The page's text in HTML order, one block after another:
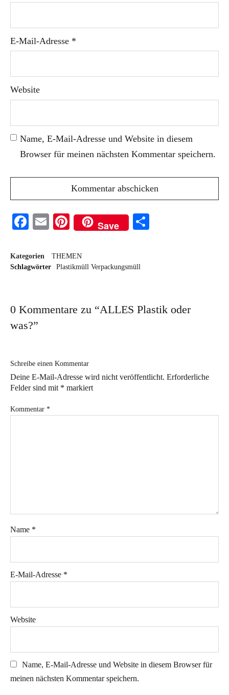
E-Mail-Adresse *
Website
Name, E-Mail-Adresse und Website in diesem
Browser für meinen nächsten Kommentar speichern.
Facebook
EmailPinterest
Save
Kategorien
THEMEN
Schlagwörter
Plastikmüll Verpackungsmüll
0 Kommentare zu “ALLES Plastik oder
was?”
Schreibe einen Kommentar
Deine E-Mail-Adresse wird nicht veröffentlicht. Erforderliche
Felder sind mit * markiert
Kommentar *
Name *
E-Mail-Adresse *
Website
Name, E-Mail-Adresse und Website in diesem Browser für
meinen nächsten Kommentar speichern.